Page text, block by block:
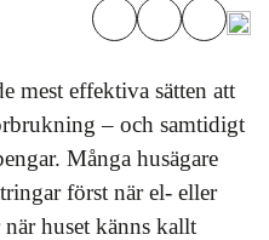
mest effektiva sätten att
– och samtidigt
Många husägare
först när el- eller
huset känns kallt